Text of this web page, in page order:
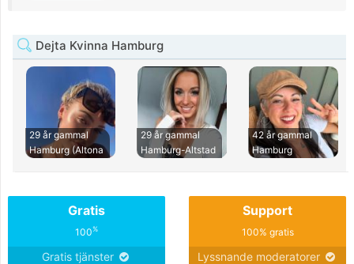
Dejta Kvinna Hamburg
29 år gammal
Hamburg (Altona
29 år gammal
Hamburg-Altstad
42 år gammal
Hamburg
Gratis
100%
Gratis tjänster
Support
100% gratis
Lyssnande moderatorer